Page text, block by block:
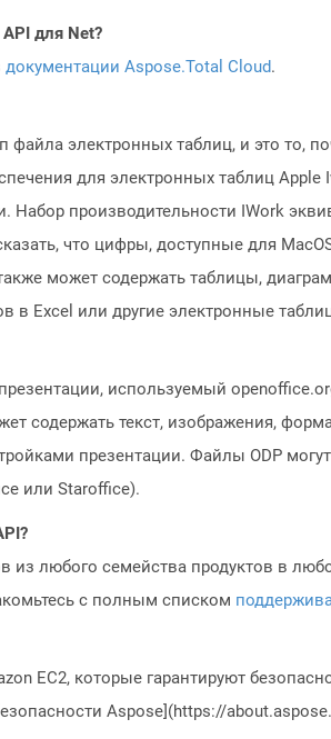
для Net?
документации Aspose.Total Cloud.
электронных таблиц, и это то,
для электронных таблиц Apple
Набор производительности IWork
что цифры, доступные для
может содержать таблицы,
в Excel или другие электронные
используемый
содержать текст, изображения,
презентации. Файлы ODP
или Staroffice).
любого семейства продуктов в
с полным списком
EC2, которые гарантируют
Aspose](https://